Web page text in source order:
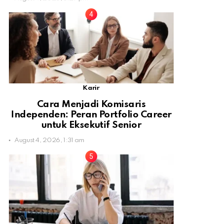
Karir
Cara Menjadi Komisaris
Independen: Peran Portfolio Career
untuk Eksekutif Senior
August 4, 2026, 1:31 am